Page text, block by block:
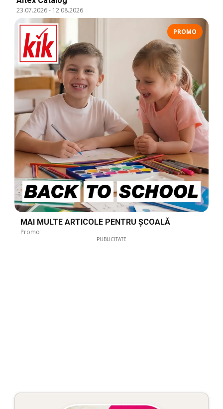
23.07.2026- 12.08.2026
PROMO
MAI MULTE ARTICOLE PENTRU ȘCOALĂ
Promo
PUBLICITATE